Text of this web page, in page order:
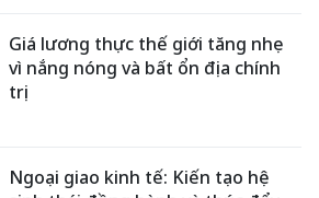
Giá lương thực thế giới tăng nhẹ
vì nắng nóng và bất ổn địa chính
trị
Ngoại giao kinh tế: Kiến tạo hệ